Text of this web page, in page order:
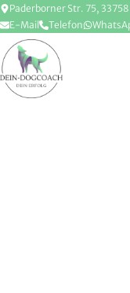
Paderborner Str. 75,
E-Mail
Telefon